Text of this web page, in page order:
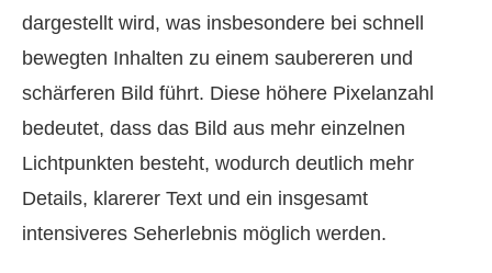
dargestellt wird, was insbesondere bei schnell
bewegten Inhalten zu einem saubereren und
schärferen Bild führt. Diese höhere Pixelanzahl
bedeutet, dass das Bild aus mehr einzelnen
Lichtpunkten besteht, wodurch deutlich mehr
Details, klarerer Text und ein insgesamt
intensiveres Seherlebnis möglich werden.